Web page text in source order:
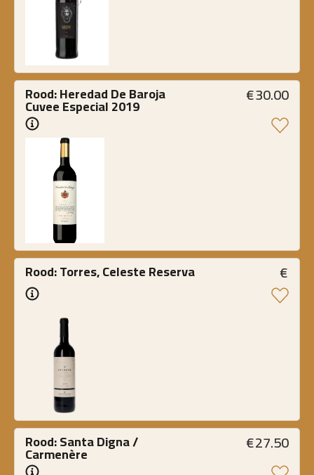
Rood: Heredad De Baroja
Cuvee Especial 2019 €30.00
Rood: Torres, Celeste Reserva €
Rood: Santa Digna /
Carmenère €27.50